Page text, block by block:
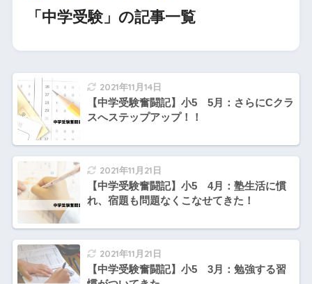
「中学受験」の記事一覧
2021年11月14日
【中学受験奮闘記】小5 5月：さらにCクラ
スへステップアップ！！
2021年11月21日
【中学受験奮闘記】小5 4月：塾生活に慣
れ、宿題も問題なくこなせてきた！
2021年11月21日
【中学受験奮闘記】小5 3月：勉強する習